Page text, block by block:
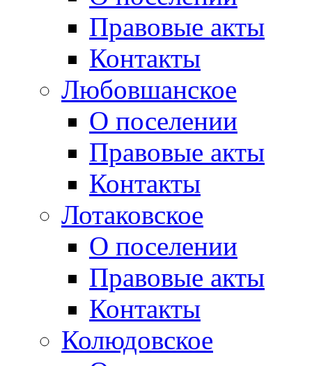
Правовые акты
Контакты
Любовшанское
О поселении
Правовые акты
Контакты
Лотаковское
О поселении
Правовые акты
Контакты
Колюдовское